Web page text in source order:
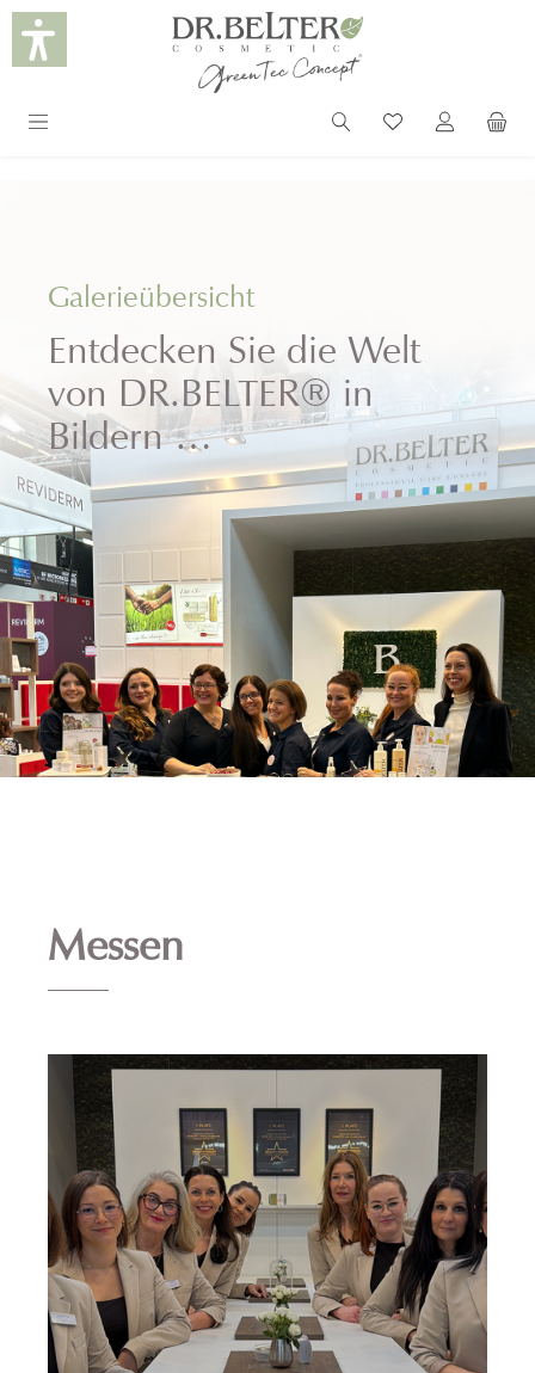
springen
Galerieübersicht
Entdecken Sie die Welt
von DR.BELTER® in
Bildern …
Messen